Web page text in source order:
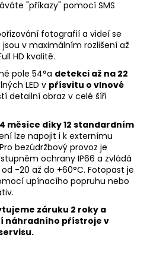
"příkazy" pomocí SMS
fotografií a videí se
v maximálním rozlišení až
HD kvalitě.
pole 54°a detekci až na 22
LED v přísvitu o vlnové
detailní obraz v celé šíři
4 měsíce díky 12 standardním
lze napojit i k externímu
bezúdržbový provoz je
ochrany IP66 a zvládá
-20 až do +60°C. Fotopast je
upínacího popruhu nebo
záruku 2 roky a
náhradního přístroje v